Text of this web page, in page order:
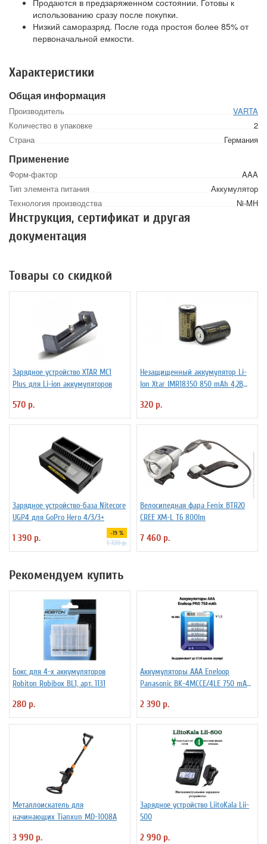
Продаются в предзаряженном состоянии. Готовы к
использованию сразу после покупки.
Низкий саморазряд. После года простоя более 85% от
первоначальной емкости.
Характеристики
Общая информация
Производитель
VARTA
Количество в упаковке
2
Страна
Германия
Применение
Форм-фактор
AAA
Тип элемента питания
Аккумулятор
Технология производства
Ni-MH
Инструкция, сертификат и другая
документация
Товары со скидкой
Зарядное устройство XTAR MC1
Plus для Li-ion аккумуляторов
570 р.
Незащищенный аккумулятор Li-
Ion Xtar IMR18350 850 mAh 4,2В
320 р.
Зарядное устройство-база Nitecore
UGP4 для GoPro Hero 4/3/3+
1 390 р. -19 %
1 720 р.
Велосипедная фара Fenix BTR20
CREE XM-L T6 800lm
7 460 р.
Рекомендуем купить
Бокс для 4-х аккумуляторов
Robiton Robibox BL1, арт. 1131
280 р.
Аккумуляторы ААА Еneloop
Panasonic BK-4MCCE/4LE 750 mAh
2 390 р.
Металлоискатель для
начинающих Tianxun MD-1008A
3 990 р.
Зарядное устройство LiitoKala Lii-
500
2 990 р.